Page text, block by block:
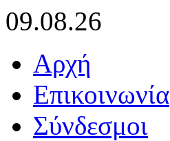
09.08.26
Αρχή
Επικοινωνία
Σύνδεσμοι